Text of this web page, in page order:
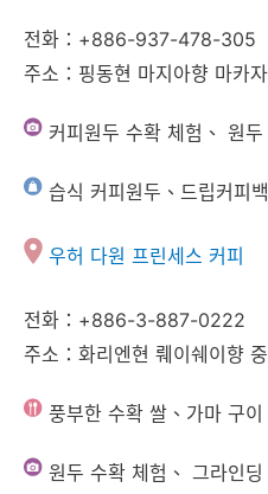
전화：+886-937-478-305
주소：핑동현 마지아향 마카
커피원두 수확 체험、 원
습식 커피원두、드립커피백
우허 다원 프린세스 커피
전화：+886-3-887-0222
주소：화리엔현 뤠이쉐이향
풍부한 수확 쌀、가마 구
원두 수확 체험、 그라인